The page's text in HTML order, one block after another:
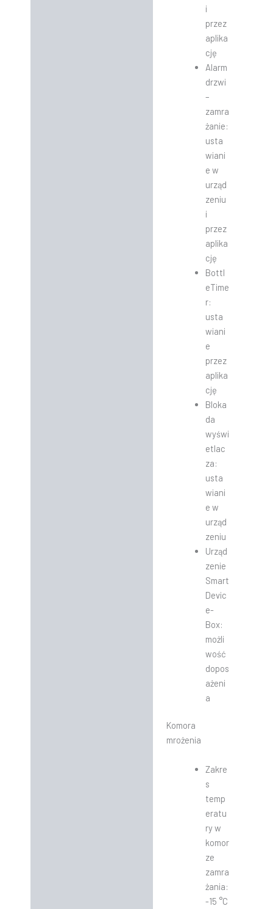
i
przez
aplika
cję
Alarm
drzwi
–
zamra
żanie:
usta
wiani
e w
urząd
zeniu
i
przez
aplika
cję
Bottl
eTime
r:
usta
wiani
e
przez
aplika
cję
Bloka
da
wyświ
etlac
za:
usta
wiani
e w
urząd
zeniu
Urząd
zenie
Smart
Devic
e-
Box:
możli
wość
dopos
ażeni
a
Komora
mrożenia
Zakre
s
temp
eratu
ry w
komor
ze
zamra
żania:
-15 °C